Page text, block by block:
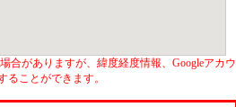
合がありますが、緯度経度情報、Googleアカウ
ことができます。